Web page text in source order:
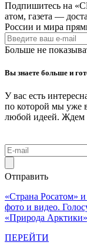
Подпишитесь на
атом, газета —
России и мира
Больше не
Вы знаете больше и
У вас есть
по которой мы уже
любой идеей.
Отправить
«Страна Росатом»
фото и видео.
«Природа
ПЕРЕЙТИ